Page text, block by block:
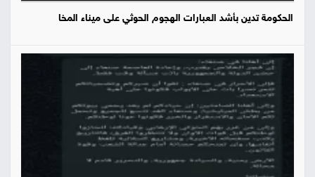
الحكومة تدين بأشد العبارات الهجوم الحوثي على ميناء المخا